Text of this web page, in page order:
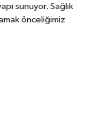
sunuyor. Sağlık
önceliğimiz